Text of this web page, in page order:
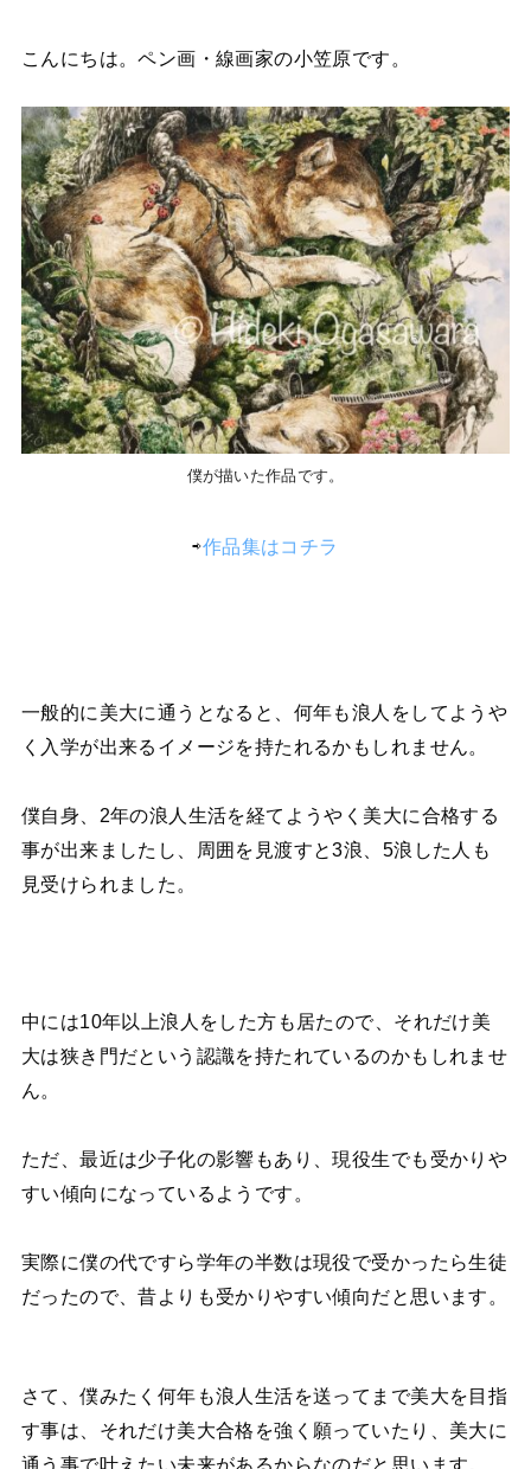
こんにちは。ペン画・線画家の小笠原です。
僕が描いた作品です。
⇨作品集はコチラ
一般的に美大に通うとなると、何年も浪人をしてようや
く入学が出来るイメージを持たれるかもしれません。
僕自身、2年の浪人生活を経てようやく美大に合格する
事が出来ましたし、周囲を見渡すと3浪、5浪した人も
見受けられました。
中には10年以上浪人をした方も居たので、それだけ美
大は狭き門だという認識を持たれているのかもしれませ
ん。
ただ、最近は少子化の影響もあり、現役生でも受かりや
すい傾向になっているようです。
実際に僕の代ですら学年の半数は現役で受かったら生徒
だったので、昔よりも受かりやすい傾向だと思います。
さて、僕みたく何年も浪人生活を送ってまで美大を目指
す事は、それだけ美大合格を強く願っていたり、美大に
通う事で叶えたい未来があるからなのだと思います。